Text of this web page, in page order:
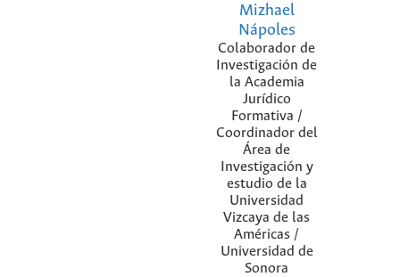
Mizhael
Nápoles
Colaborador de
Investigación de
la Academia
Jurídico
Formativa /
Coordinador del
Área de
Investigación y
estudio de la
Universidad
Vizcaya de las
Américas /
Universidad de
Sonora